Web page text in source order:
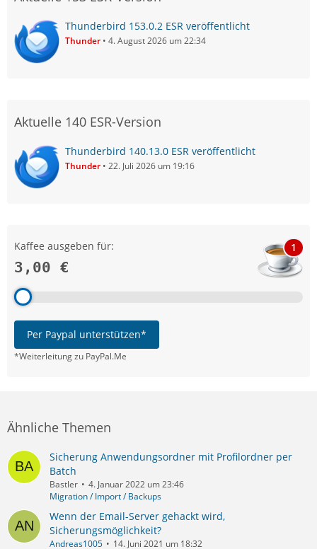
Thunderbird 153.0.2 ESR veröffentlicht
Thunder 4. August 2026 um 22:34
Aktuelle 140 ESR-Version
Thunderbird 140.13.0 ESR veröffentlicht
Thunder 22. Juli 2026 um 19:16
Kaffee ausgeben für:
3,00 €
1
Per Paypal unterstützen*
*Weiterleitung zu PayPal.Me
Ähnliche Themen
Sicherung Anwendungsordner mit Profilordner per
Batch
Bastler
4. Januar 2022 um 23:46
Migration / Import / Backups
Wenn der Email-Server gehackt wird,
Sicherungsmöglichkeit?
Andreas1005
14. Juni 2021 um 18:32